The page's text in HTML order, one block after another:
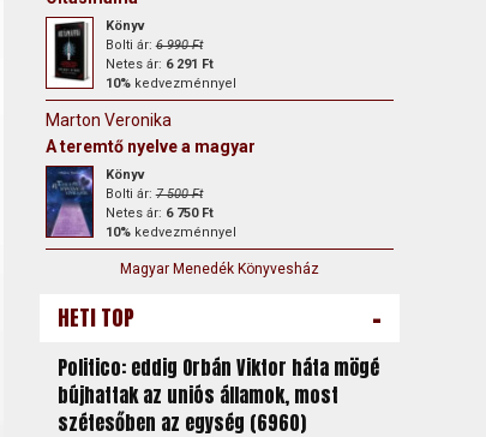
Könyv
Bolti ár:6 990 Ft
Netes ár: 6 291 Ft
10%kedvezménnyel
Marton Veronika
A teremtő nyelve a magyar
Könyv
Bolti ár:7 500 Ft
Netes ár: 6 750 Ft
10%kedvezménnyel
Magyar Menedék Könyvesház
HETI TOP -
Politico: eddig Orbán Viktor háta mögé
bújhattak az uniós államok, most
szétesőben az egység (6960)